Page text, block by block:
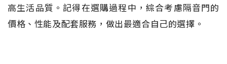
高生活品質。記得在選購過程中，綜合考慮隔音門的
價格、性能及配套服務，做出最適合自己的選擇。